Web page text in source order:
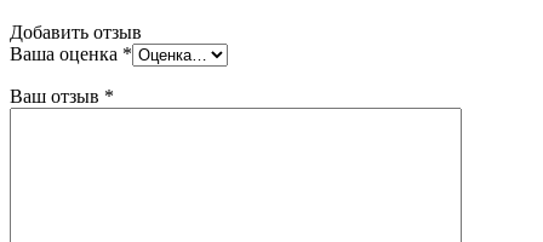
Добавить отзыв
Ваша оценка *
Ваш отзыв *